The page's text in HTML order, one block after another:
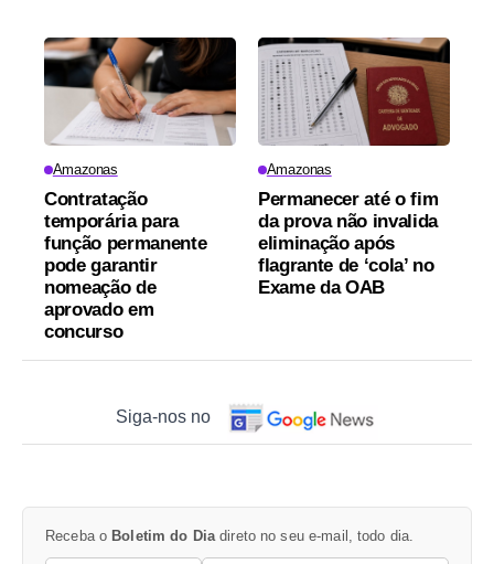
Amazonas
Contratação
temporária para
função permanente
pode garantir
nomeação de
aprovado em
concurso
Amazonas
Permanecer até o fim
da prova não invalida
eliminação após
flagrante de ‘cola’ no
Exame da OAB
Siga-nos no
Receba o Boletim do Dia direto no seu e-mail, todo dia.